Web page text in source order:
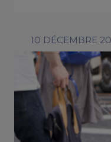
10 DÉCEMBRE